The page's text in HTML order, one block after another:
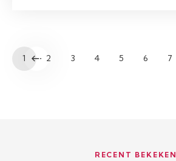
1 2 3 4 5 6 7
RECENT BEKEKEN